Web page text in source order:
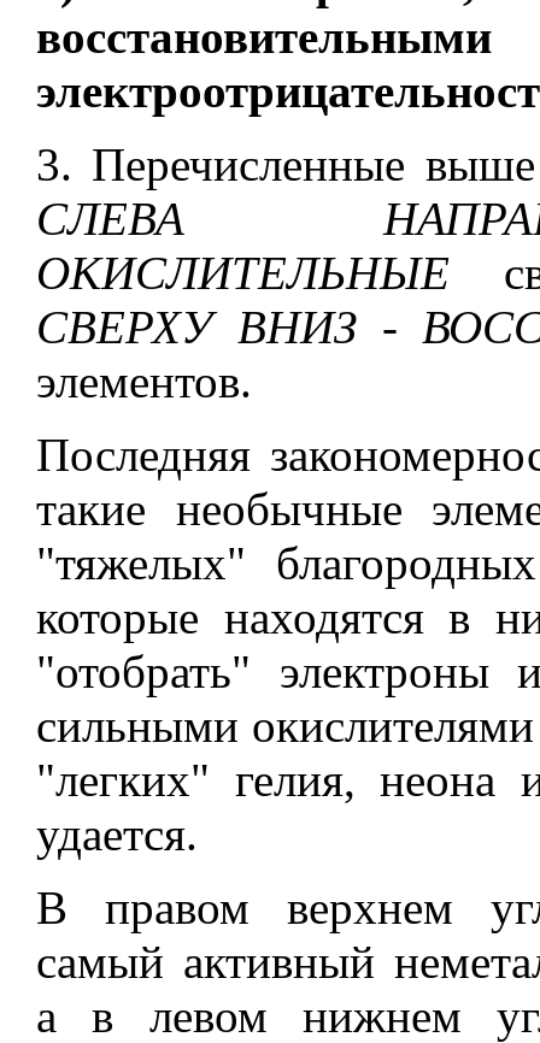
3. Перечисленные
СЛЕВА
ОКИСЛИТЕЛЬНЫЕ
СВЕРХУ ВНИЗ -
элементов.
Последняя
такие необычные
"тяжелых"
которые находятся в
"отобрать" электроны
сильными
"легких" гелия, неона
удается.
В правом верхнем
самый активный
а в левом нижнем